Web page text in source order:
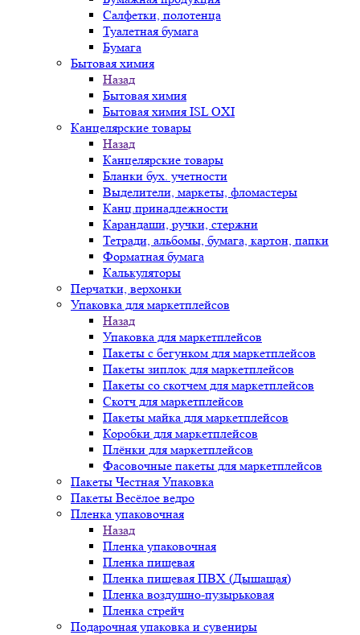
Салфетки, полотенца
Туалетная бумага
Бумага
Бытовая химия
Назад
Бытовая химия
Бытовая химия ISL OXI
Канцелярские товары
Назад
Канцелярские товары
Бланки бух. учетности
Выделители, маркеты, фломастеры
Канц.принадлежности
Карандаши, ручки, стержни
Тетради, альбомы, бумага, картон, папки
Форматная бумага
Калькуляторы
Перчатки, верхонки
Упаковка для маркетплейсов
Назад
Упаковка для маркетплейсов
Пакеты с бегунком для маркетплейсов
Пакеты зиплок для маркетплейсов
Пакеты со скотчем для маркетплейсов
Скотч для маркетплейсов
Пакеты майка для маркетплейсов
Коробки для маркетплейсов
Плёнки для маркетплейсов
Фасовочные пакеты для маркетплейсов
Пакеты Честная Упаковка
Пакеты Весёлое ведро
Пленка упаковочная
Назад
Пленка упаковочная
Пленка пищевая
Пленка пищевая ПВХ (Дышащая)
Пленка воздушно-пузырьковая
Пленка стрейч
Подарочная упаковка и сувениры